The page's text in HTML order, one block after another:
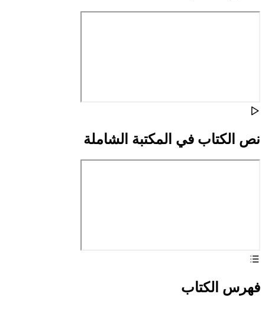
نص الكتاب في المكتبة الشاملة
فهرس الكتاب